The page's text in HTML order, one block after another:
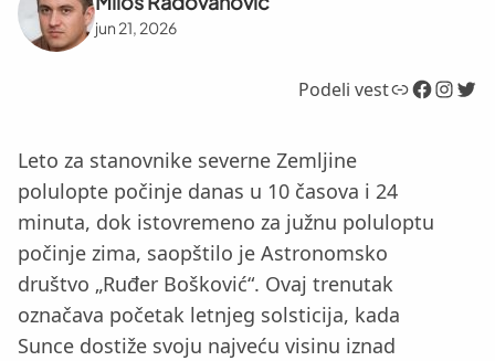
jun 21, 2026
Podeli vestLink Facebook InstagramTwitter
Leto za stanovnike severne Zemljine
polulopte počinje danas u 10 časova i 24
minuta, dok istovremeno za južnu poluloptu
počinje zima, saopštilo je Astronomsko
društvo „Ruđer Bošković“. Ovaj trenutak
označava početak letnjeg solsticija, kada
Sunce dostiže svoju najveću visinu iznad